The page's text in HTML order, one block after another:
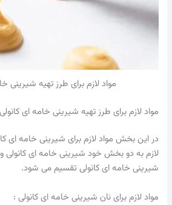
مواد لازم برای طرز تهیه شیرینی
مواد لازم برای طرز تهیه شیرینی خامه ای کانولی
در این بخش مواد لازم برای شیرینی خامه ای
لازم به دو بخش خود شیرینی خامه ای کانولی
شیرینی خامه ای کانولی تقسیم می شود.
مواد لازم برای نان شیرینی خامه ای کانولی :